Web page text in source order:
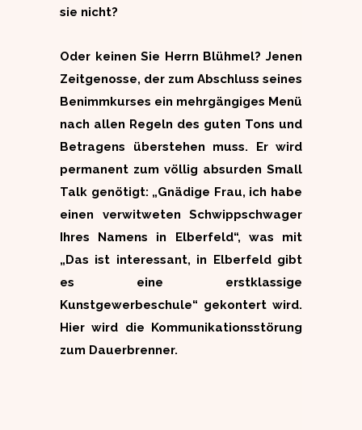
sie nicht?
Oder keinen Sie Herrn Blühmel? Jenen
Zeitgenosse, der zum Abschluss seines
Benimmkurses ein mehrgängiges Menü
nach allen Regeln des guten Tons und
Betragens überstehen muss. Er wird
permanent zum völlig absurden Small
Talk genötigt: „Gnädige Frau, ich habe
einen verwitweten Schwippschwager
Ihres Namens in Elberfeld“, was mit
„Das ist interessant, in Elberfeld gibt
es eine erstklassige
Kunstgewerbeschule“ gekontert wird.
Hier wird die Kommunikationsstörung
zum Dauerbrenner.